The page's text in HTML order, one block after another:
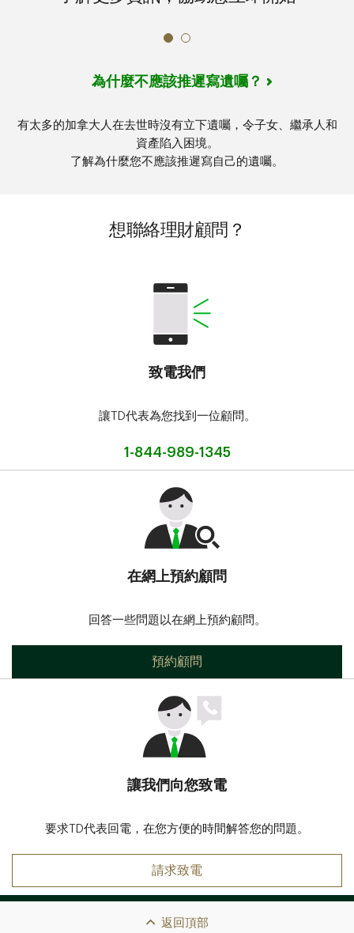
為什麼不應該推遲寫遺囑？
有太多的加拿大人在去世時沒有立下遺囑，令子女、繼承人和
資產陷入困境。
了解為什麼您不應該推遲寫自己的遺囑。
想聯絡理財顧問？
致電我們
讓TD代表為您找到一位顧問。
1-844-989-1345
在網上預約顧問
回答一些問題以在網上預約顧問。
預約顧問
讓我們向您致電
要求TD代表回電，在您方便的時間解答您的問題。
請求致電
返回頂部